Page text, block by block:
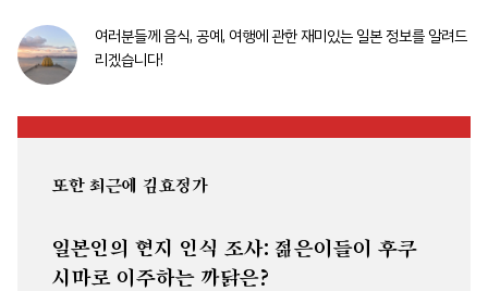
여러분들께 음식, 공예, 여행에 관한 재미있는 일본 정보를 알려드
리겠습니다!
또한 최근에 김효정가
일본인의 현지 인식 조사: 젊은이들이 후쿠
시마로 이주하는 까닭은?